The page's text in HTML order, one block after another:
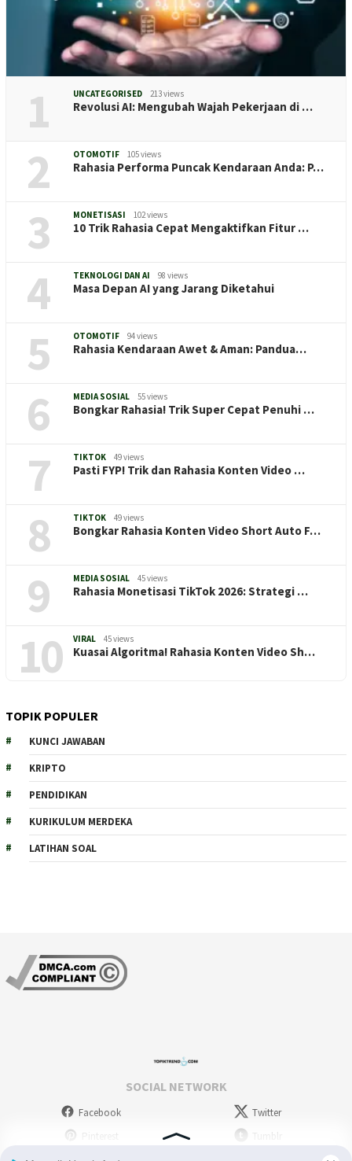
1 UNCATEGORISED 213 views
Revolusi AI: Mengubah Wajah Pekerjaan di …
2 OTOMOTIF 105 views
Rahasia Performa Puncak Kendaraan Anda: P…
3 MONETISASI 102 views
10 Trik Rahasia Cepat Mengaktifkan Fitur …
4 TEKNOLOGI DAN AI 98 views
Masa Depan AI yang Jarang Diketahui
5 OTOMOTIF 94 views
Rahasia Kendaraan Awet & Aman: Pandua…
6 MEDIA SOSIAL 55 views
Bongkar Rahasia! Trik Super Cepat Penuhi …
7 TIKTOK 49 views
Pasti FYP! Trik dan Rahasia Konten Video …
8 TIKTOK 49 views
Bongkar Rahasia Konten Video Short Auto F…
9 MEDIA SOSIAL 45 views
Rahasia Monetisasi TikTok 2026: Strategi …
10 VIRAL 45 views
Kuasai Algoritma! Rahasia Konten Video Sh…
TOPIK POPULER
KUNCI JAWABAN
KRIPTO
PENDIDIKAN
KURIKULUM MERDEKA
LATIHAN SOAL
SOCIAL NETWORK
Facebook
Twitter
Tumblr